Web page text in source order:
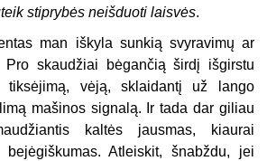
stiprybės neišduoti laisvės.
man iškyla sunkią svyravimų ar
Pro skaudžiai bėgančią širdį išgirstu
tiksėjimą, vėją, sklaidantį už lango
mašinos signalą. Ir tada dar giliau
kaltės jausmas, kiaurai
Atleiskit, šnabždu, jei